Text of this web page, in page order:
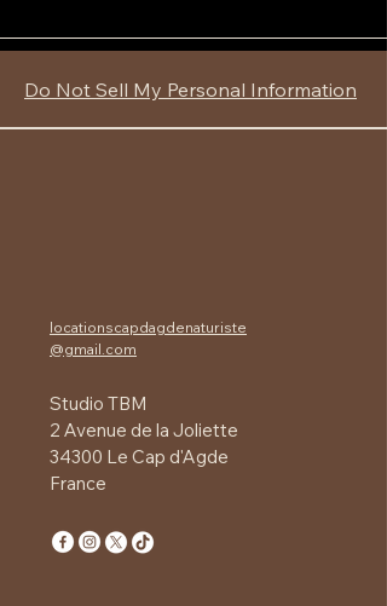
Do Not Sell My Personal Information
locationscapdagdenaturiste
@gmail.com
Studio TBM
2 Avenue de la Joliette
34300 Le Cap d'Agde
France